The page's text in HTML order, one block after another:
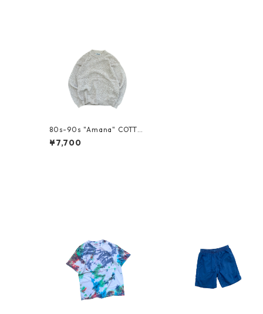
80s-90s "Amana" COTTO
N KNIT
¥7,700